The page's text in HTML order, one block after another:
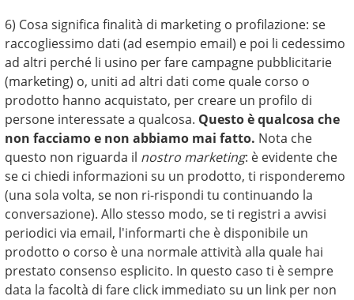
6) Cosa significa finalità di marketing o profilazione: se
raccogliessimo dati (ad esempio email) e poi li cedessimo
ad altri perché li usino per fare campagne pubblicitarie
(marketing) o, uniti ad altri dati come quale corso o
prodotto hanno acquistato, per creare un profilo di
persone interessate a qualcosa. Questo è qualcosa che
non facciamo e non abbiamo mai fatto. Nota che
questo non riguarda il nostro marketing: è evidente che
se ci chiedi informazioni su un prodotto, ti risponderemo
(una sola volta, se non ri-rispondi tu continuando la
conversazione). Allo stesso modo, se ti registri a avvisi
periodici via email, l'informarti che è disponibile un
prodotto o corso è una normale attività alla quale hai
prestato consenso esplicito. In questo caso ti è sempre
data la facoltà di fare click immediato su un link per non